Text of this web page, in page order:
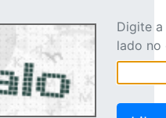
Digite
lado no